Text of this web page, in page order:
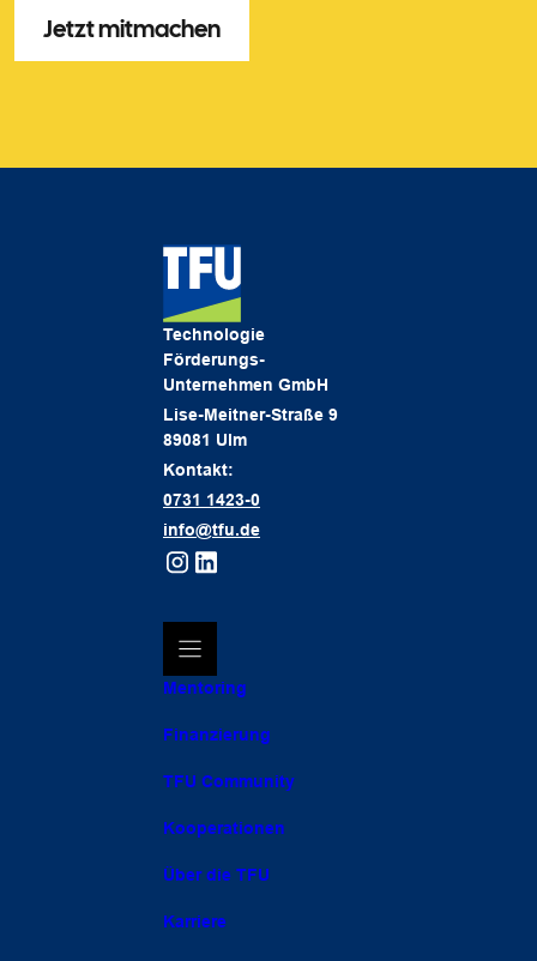
Technologie
Förderungs-
Unternehmen GmbH
Lise-Meitner-Straße 9
89081 Ulm
Kontakt:
0731 1423-0
info@tfu.de
Mentoring
Finanzierung
TFU Community
Kooperationen
Über die TFU
Karriere